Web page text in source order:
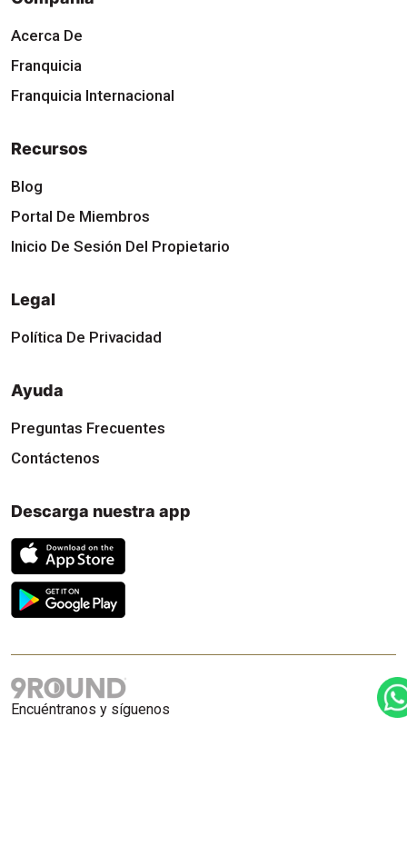
Acerca De
Franquicia
Franquicia Internacional
Recursos
Blog
Portal De Miembros
Inicio De Sesión Del Propietario
Legal
Política De Privacidad
Ayuda
Preguntas Frecuentes
Contáctenos
Descarga nuestra app
Encuéntranos y síguenos